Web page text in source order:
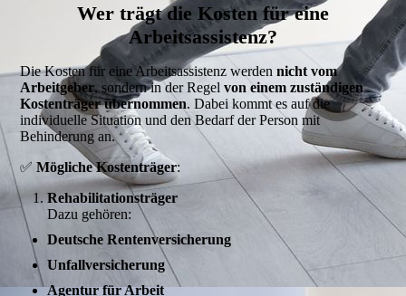
Wer trägt die Kosten für eine
Arbeitsassistenz?
Die Kosten für eine Arbeitsassistenz werdennicht vom
Arbeitgeber, sondern in der Regelvon einem zuständigen
Kostenträger übernommen. Dabei kommt es auf die
individuelle Situation und den Bedarf der Person mit
Behinderung an.
✅Mögliche Kostenträger:
Rehabilitationsträger
Dazu gehören:
Deutsche Rentenversicherung
Unfallversicherung
Agentur für Arbeit